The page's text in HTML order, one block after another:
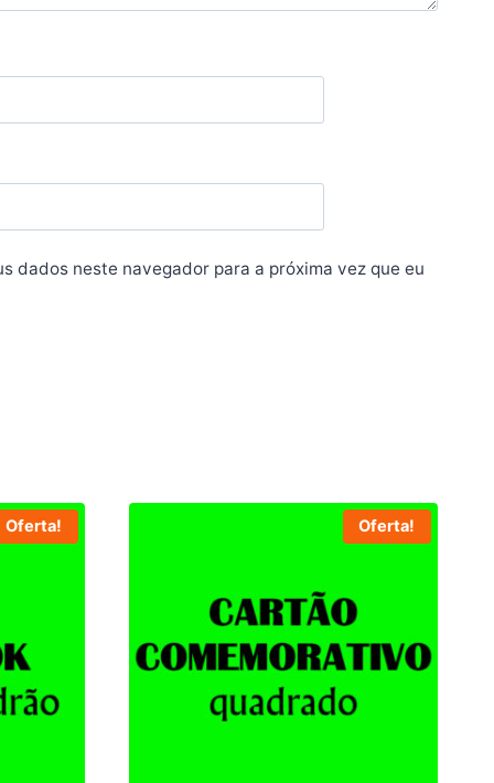
dados neste navegador para a próxima vez que eu
Oferta! Oferta!